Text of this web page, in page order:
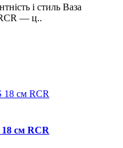
і стиль Ваза
RCR — ц..
см RCR